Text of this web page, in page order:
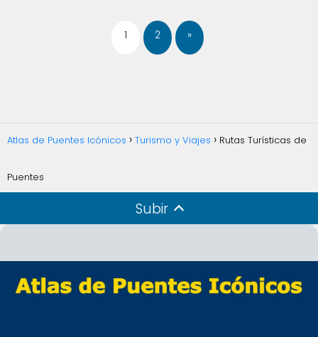
1 2 »
Atlas de Puentes Icónicos Turismo y Viajes Rutas Turísticas de
Puentes
Subir